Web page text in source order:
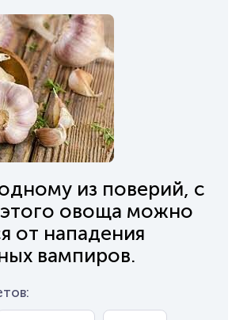
из поверий, с
овоща можно
от нападения
вампиров.